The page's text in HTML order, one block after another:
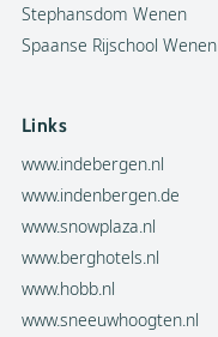
Stephansdom Wenen
Spaanse Rijschool Wenen
Links
www.indebergen.nl
www.indenbergen.de
www.snowplaza.nl
www.berghotels.nl
www.hobb.nl
www.sneeuwhoogten.nl